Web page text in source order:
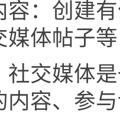
容：创建
媒体帖子
社交媒体
内容、参